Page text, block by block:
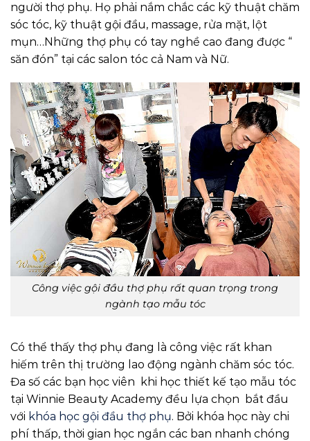
người thợ phụ. Họ phải nắm chắc các kỹ thuật chăm
sóc tóc, kỹ thuật gội đầu, massage, rửa mặt, lột
mụn…Những thợ phụ có tay nghề cao đang được “
săn đón” tại các salon tóc cả Nam và Nữ.
Công việc gội đầu thợ phụ rất quan trọng trong
ngành tạo mẫu tóc
Có thể thấy thợ phụ đang là công việc rất khan
hiếm trên thị trường lao động ngành chăm sóc tóc.
Đa số các bạn học viên khi học thiết kế tạo mẫu tóc
tại Winnie Beauty Academy đều lựa chọn bắt đầu
với khóa học gội đầu thợ phụ. Bởi khóa học này chi
phí thấp, thời gian học ngắn các ban nhanh chóng